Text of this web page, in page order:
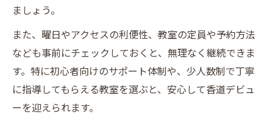
ましょう。
また、曜日やアクセスの利便性、教室の定員や予約方法
なども事前にチェックしておくと、無理なく継続できま
す。特に初心者向けのサポート体制や、少人数制で丁寧
に指導してもらえる教室を選ぶと、安心して香道デビュ
ーを迎えられます。